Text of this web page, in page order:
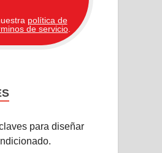
política de
de servicio.
para diseñar